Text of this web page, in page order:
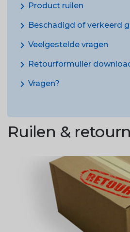
Ruilen &
chevron_right Product ruilen
chevron_right Beschadigd of verkeerd
chevron_right Veelgestelde vragen
chevron_right Retourformulier
chevron_right Vragen?